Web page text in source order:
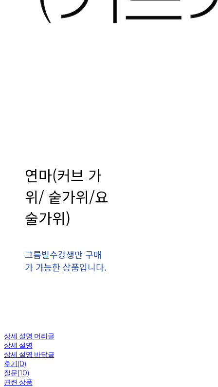
연마(커브 가
위/ 숱가위/요
술가위)
그룸빌수강생만 구매
가 가능한 상품입니다.
상세 설명 머리글
상세 설명
상세 설명 바닥글
후기(0)
질문(10)
관련 상품